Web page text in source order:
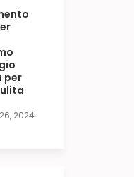
per
2024